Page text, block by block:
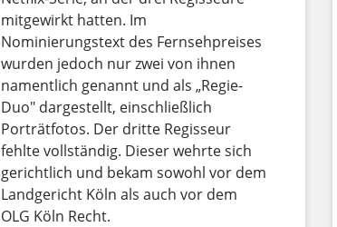
mitgewirkt hatten. Im
Nominierungstext des Fernsehpreises
wurden jedoch nur zwei von ihnen
namentlich genannt und als „Regie-
Duo" dargestellt, einschließlich
Porträtfotos. Der dritte Regisseur
fehlte vollständig. Dieser wehrte sich
gerichtlich und bekam sowohl vor dem
Landgericht Köln als auch vor dem
OLG Köln Recht.